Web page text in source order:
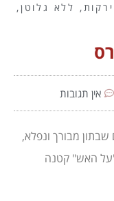
ירקות, ללא גלוטן,
אין תגובות
מבורך ונפלא,
"על האש" קטנה